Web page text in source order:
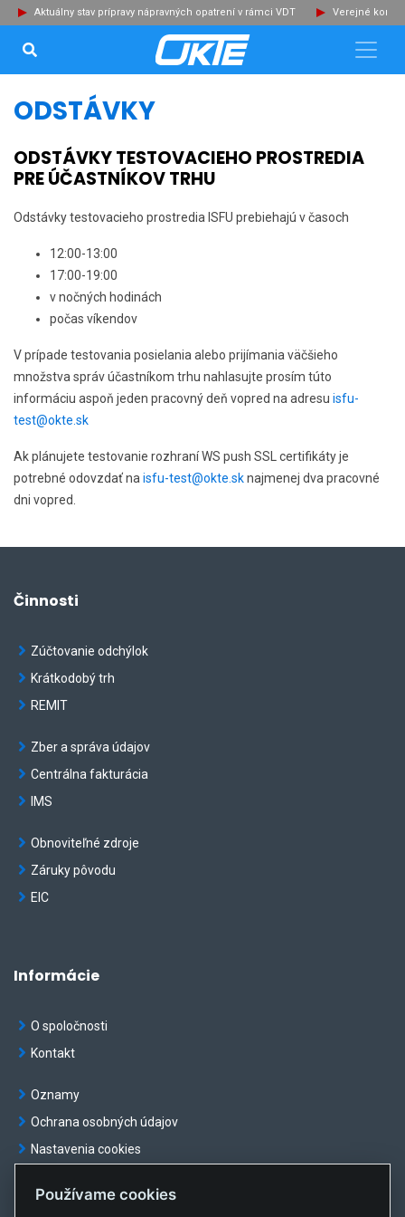
Aktuálny stav prípravy nápravných opatrení v rámci VDT Verejné
ODSTÁVKY
ODSTÁVKY TESTOVACIEHO PROSTREDIA
PRE ÚČASTNÍKOV TRHU
Odstávky testovacieho prostredia ISFU prebiehajú v časoch
12:00-13:00
17:00-19:00
v nočných hodinách
počas víkendov
V prípade testovania posielania alebo prijímania väčšieho
množstva správ účastníkom trhu nahlasujte prosím túto
informáciu aspoň jeden pracovný deň vopred na adresu isfu-
test@okte.sk
Ak plánujete testovanie rozhraní WS push SSL certifikáty je
potrebné odovzdať na isfu-test@okte.sknajmenej dva pracovné
dni vopred.
Činnosti
Zúčtovanie odchýlok
Krátkodobý trh
REMIT
Zber a správa údajov
Centrálna fakturácia
IMS
Obnoviteľné zdroje
Záruky pôvodu
EIC
Informácie
O spoločnosti
Kontakt
Oznamy
Ochrana osobných údajov
Nastavenia cookies
Používame cookies